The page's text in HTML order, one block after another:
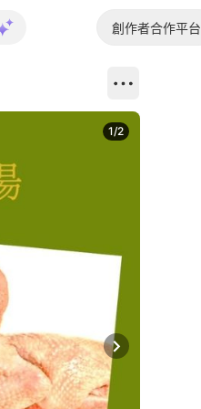
創作者合作平台
Next slide
1/2